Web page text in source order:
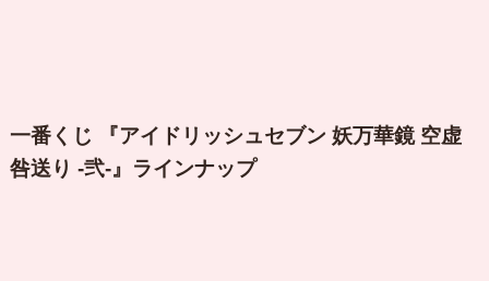
一番くじ 『アイドリッシュセブン 妖万華鏡 空虚
咎送り -弐-』ラインナップ